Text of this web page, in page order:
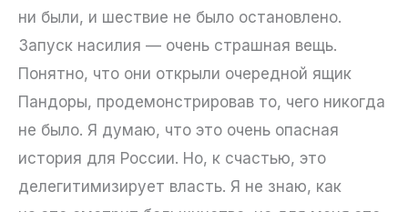
ни были, и шествие не было остановлено.
Запуск насилия — очень страшная вещь.
Понятно, что они открыли очередной ящик
Пандоры, продемонстрировав то, чего никогда
не было. Я думаю, что это очень опасная
история для России. Но, к счастью, это
делегитимизирует власть. Я не знаю, как